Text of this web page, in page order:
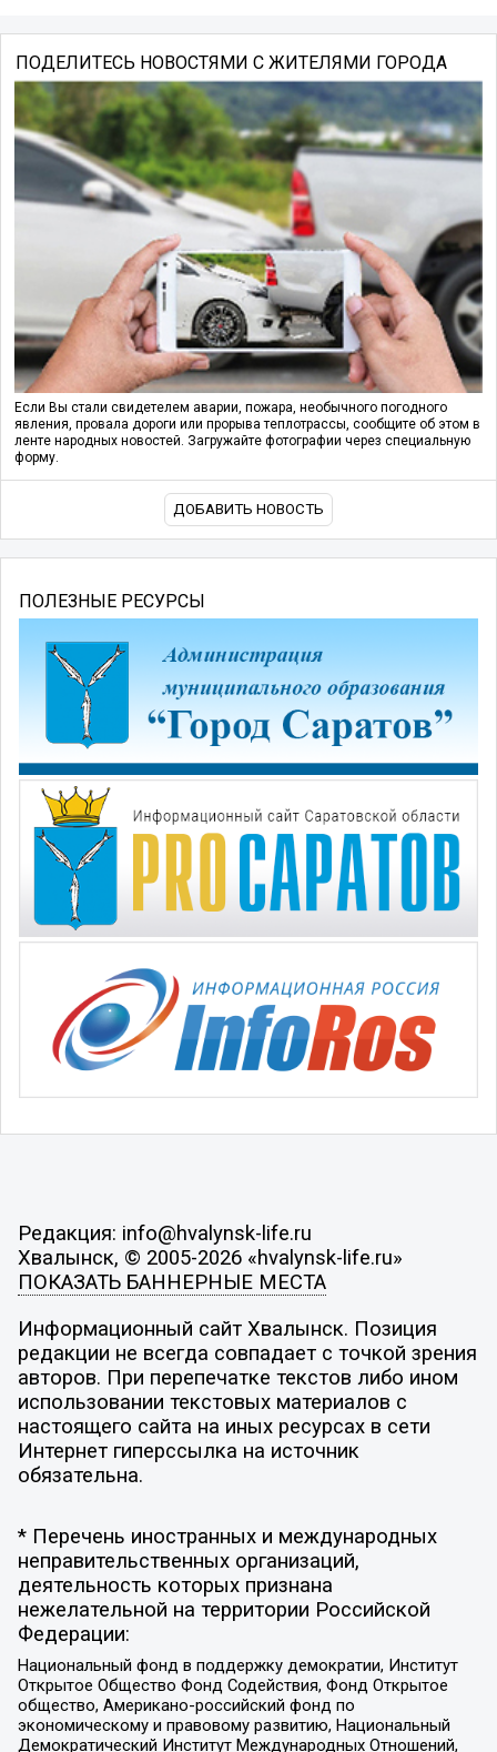
ПОДЕЛИТЕСЬ НОВОСТЯМИ С ЖИТЕЛЯМИ ГОРОДА
Если Вы стали свидетелем аварии, пожара, необычного погодного
явления, провала дороги или прорыва теплотрассы, сообщите об этом в
ленте народных новостей. Загружайте фотографии через специальную
форму.
ДОБАВИТЬ НОВОСТЬ
ПОЛЕЗНЫЕ РЕСУРСЫ
Редакция: info@hvalynsk-life.ru
Хвалынск, © 2005-2026 «hvalynsk-life.ru»
ПОКАЗАТЬ БАННЕРНЫЕ МЕСТА
Информационный сайт Хвалынск. Позиция
редакции не всегда совпадает с точкой зрения
авторов. При перепечатке текстов либо ином
использовании текстовых материалов с
настоящего сайта на иных ресурсах в сети
Интернет гиперссылка на источник
обязательна.
* Перечень иностранных и международных
неправительственных организаций,
деятельность которых признана
нежелательной на территории Российской
Федерации:
Национальный фонд в поддержку демократии, Институт
Открытое Общество Фонд Содействия, Фонд Открытое
общество, Американо-российский фонд по
экономическому и правовому развитию, Национальный
Демократический Институт Международных Отношений,